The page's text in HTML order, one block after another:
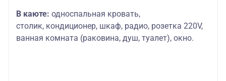
В каюте: односпальная кровать,
столик, кондиционер, шкаф, радио, розетка 220V,
ванная комната (раковина, душ, туалет), окно.